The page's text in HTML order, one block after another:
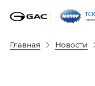
Главная Новости